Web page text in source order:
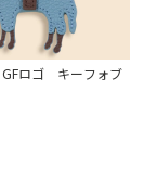
ロゴ キーフォブ